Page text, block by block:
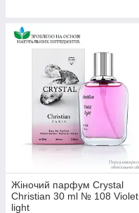
Жіночий парфум Crystal
Christian 30 ml № 108 Violet
light